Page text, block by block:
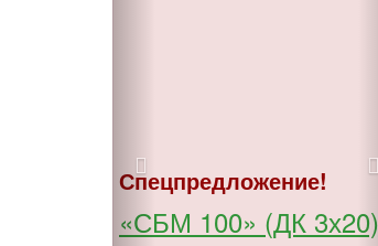
Спецпредложение!
«СБМ 100» (ДК 3х20)